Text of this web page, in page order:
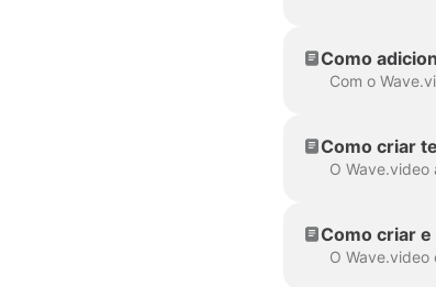
Como
Como criar